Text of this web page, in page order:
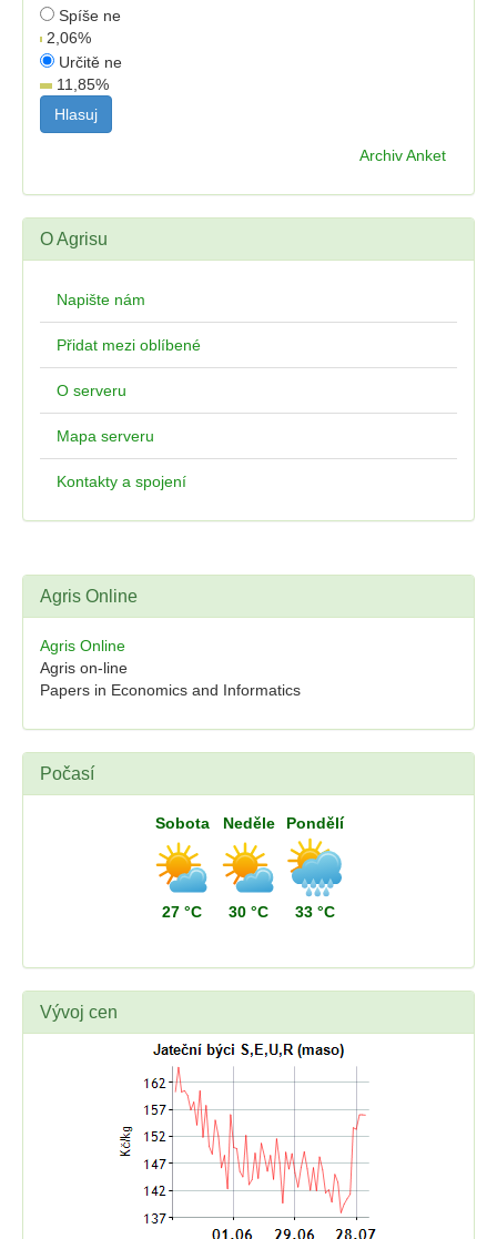
Spíše ne
2,06%
Určitě ne
11,85%
Archiv Anket
O Agrisu
Napište nám
Přidat mezi oblíbené
O serveru
Mapa serveru
Kontakty a spojení
Agris Online
Agris Online
Agris on-line
Papers in Economics and Informatics
Počasí
Sobota
27 °C
Neděle
30 °C
Pondělí
33 °C
Vývoj cen